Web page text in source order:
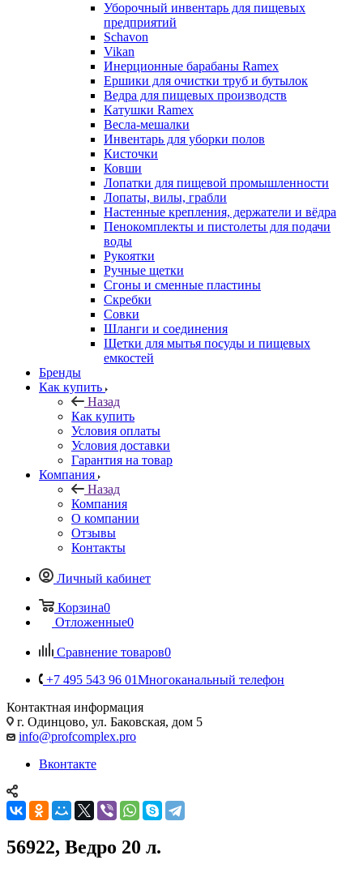
Уборочный инвентарь для пищевых
предприятий
Schavon
Vikan
Инерционные барабаны Ramex
Ершики для очистки труб и бутылок
Ведра для пищевых производств
Катушки Ramex
Весла-мешалки
Инвентарь для уборки полов
Кисточки
Ковши
Лопатки для пищевой промышленности
Лопаты, вилы, грабли
Настенные крепления, держатели и вёдра
Пенокомплекты и пистолеты для подачи
воды
Рукоятки
Ручные щетки
Сгоны и сменные пластины
Скребки
Совки
Шланги и соединения
Щетки для мытья посуды и пищевых
емкостей
Бренды
Как купить
Назад
Как купить
Условия оплаты
Условия доставки
Гарантия на товар
Компания
Назад
Компания
О компании
Отзывы
Контакты
Личный кабинет
Корзина0
Отложенные0
Сравнение товаров0
+7 495 543 96 01Многоканальный телефон
Контактная информация
г. Одинцово, ул. Баковская, дом 5
info@profcomplex.pro
Вконтакте
56922, Ведро 20 л.